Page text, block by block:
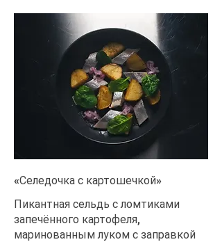
«Селедочка с картошечкой»
Пикантная сельдь с ломтиками
запечённого картофеля,
маринованным луком с заправкой